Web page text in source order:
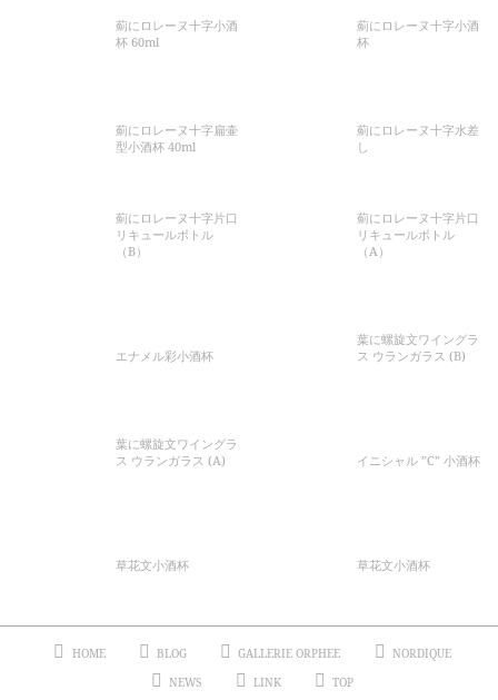
薊にロレーヌ十字小酒
杯 60ml
薊にロレーヌ十字小酒
杯
薊にロレーヌ十字扁壷
型小酒杯 40ml
薊にロレーヌ十字水差
し
薊にロレーヌ十字片口
リキュールボトル
（B）
薊にロレーヌ十字片口
リキュールボトル
（A）
エナメル彩小酒杯
葉に螺旋文ワイングラ
ス ウランガラス (B)
葉に螺旋文ワイングラ
ス ウランガラス (A)
イニシャル ”C” 小酒杯
草花文小酒杯 草花文小酒杯
HOME BLOG GALLERIE ORPHEE
NORDIQUE
NEWS
LINK TOP